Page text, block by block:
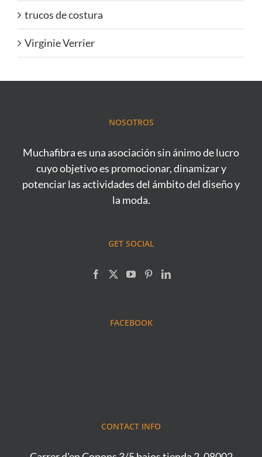
trucos de costura
Virginie Verrier
NOSOTROS
Muchafibra es una asociación sin ánimo de lucro
cuyo objetivo es promocionar, dinamizar y
potenciar las actividades del ámbito del diseño y
la moda.
GET SOCIAL
FACEBOOK
CONTACT INFO